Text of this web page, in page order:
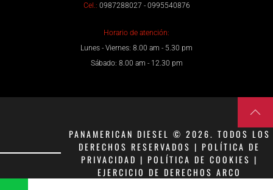
Cel.: 0987288027 - 0995540876
Horario de atención:
Lunes - Viernes: 8.00 am - 5.30 pm
Sábado: 8.00 am - 12.30 pm
PANAMERICAN DIESEL © 2026. TODOS LOS
DERECHOS RESERVADOS | POLÍTICA DE
PRIVACIDAD | POLÍTICA DE COOKIES |
EJERCICIO DE DERECHOS ARCO